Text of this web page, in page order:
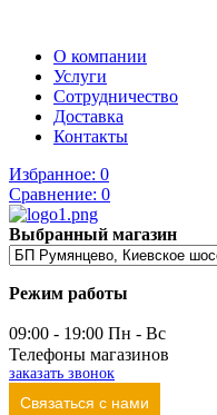
О компании
Услуги
Сотрудничество
Доставка
Контакты
Избранное: 0
Сравнение: 0
Выбранный магазин
Режим работы
09:00 - 19:00 Пн - Вс
Телефоны магазинов
заказать звонок
Связаться с нами